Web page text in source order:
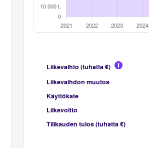
Liikevaihto (tuhatta €)
Liikevaihdon muutos
Käyttökate
Liikevoitto
Tilikauden tulos (tuhatta €)